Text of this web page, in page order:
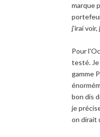
marque
j'irai voir,
Pour
testé.
gamme
bon dis
je
on dirait